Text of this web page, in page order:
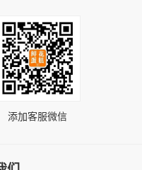
添加客服微信